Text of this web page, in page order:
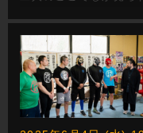
を生み出す姿は必見で
果たしてどんな自由律
堂、原敬記念館、ほか